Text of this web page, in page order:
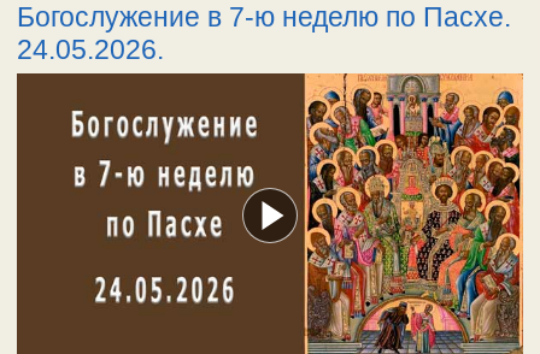
Богослужение в 7-ю неделю по Пасхе.
24.05.2026.